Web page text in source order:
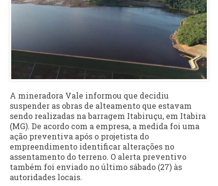
A mineradora Vale informou que decidiu
suspender as obras de alteamento que estavam
sendo realizadas na barragem Itabiruçu, em Itabira
(MG). De acordo com a empresa, a medida foi uma
ação preventiva após o projetista do
empreendimento identificar alterações no
assentamento do terreno. O alerta preventivo
também foi enviado no último sábado (27) às
autoridades locais.